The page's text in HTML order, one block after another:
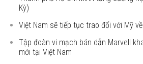
Kỳ)
Việt Nam sẽ tiếp tục trao đổi với Mỹ
Tập đoàn vi mạch bán dẫn Marvell
mới tại Việt Nam